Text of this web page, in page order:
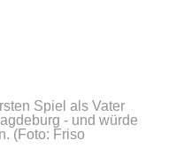
Spiel als Vater
- und würde
(Foto: Friso